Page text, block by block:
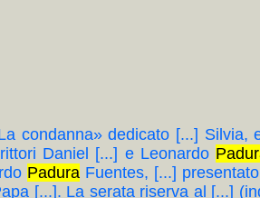
condanna» dedicato [...]
Daniel [...] e Leonardo
PaduraFuentes, [...]
[...]. La serata riserva al [...]